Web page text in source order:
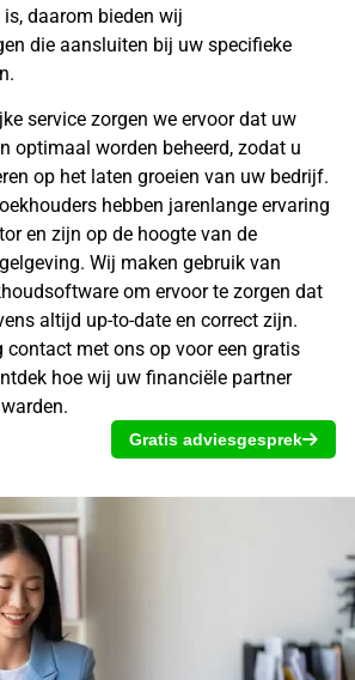
daarom bieden wij
die aansluiten bij uw specifieke
service zorgen we ervoor dat uw
optimaal worden beheerd, zodat u
op het laten groeien van uw bedrijf.
hebben jarenlange ervaring
en zijn op de hoogte van de
Wij maken gebruik van
om ervoor te zorgen dat
altijd up-to-date en correct zijn.
contact met ons op voor een gratis
hoe wij uw financiële partner
Gratis adviesgesprek